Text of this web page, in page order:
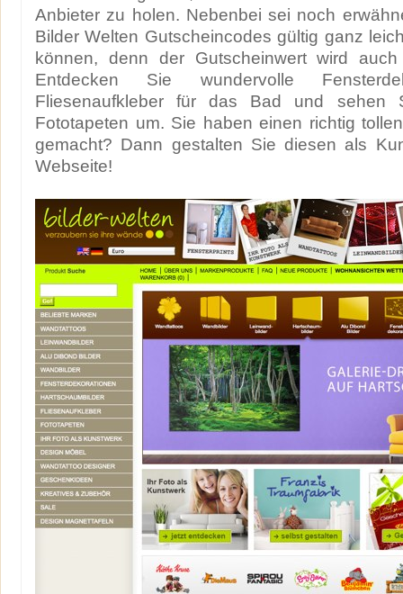
Anbieter zu holen. Nebenbei sei noch
Bilder Welten Gutscheincodes gültig ganz
können, denn der Gutscheinwert wird
Entdecken Sie wundervolle
Fliesenaufkleber für das Bad und
Fototapeten um. Sie haben einen richtig
gemacht? Dann gestalten Sie diesen als
Webseite!